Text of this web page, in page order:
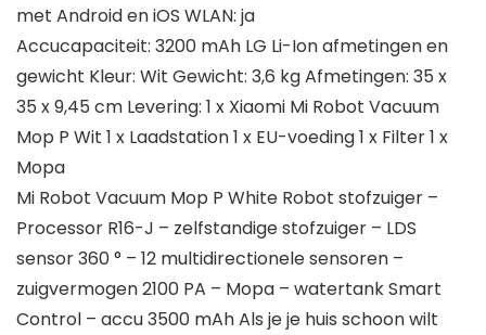
met Android en iOS WLAN: ja
Accucapaciteit: 3200 mAh LG Li-Ion afmetingen en
gewicht Kleur: Wit Gewicht: 3,6 kg Afmetingen: 35 x
35 x 9,45 cm Levering: 1 x Xiaomi Mi Robot Vacuum
Mop P Wit 1 x Laadstation 1 x EU-voeding 1 x Filter 1 x
Mopa
Mi Robot Vacuum Mop P White Robot stofzuiger –
Processor R16-J – zelfstandige stofzuiger – LDS
sensor 360 ° – 12 multidirectionele sensoren –
zuigvermogen 2100 PA – Mopa – watertank Smart
Control – accu 3500 mAh Als je je huis schoon wilt